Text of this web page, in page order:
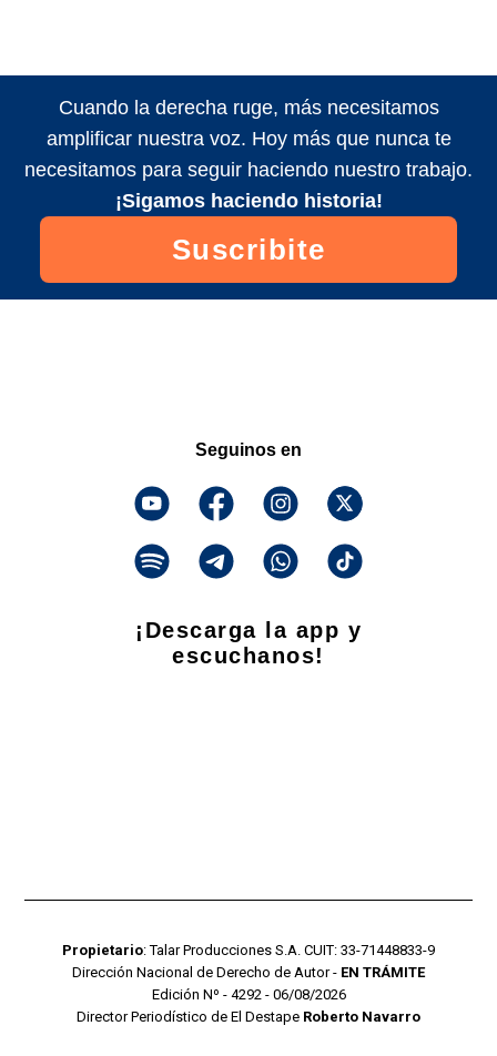
Cuando la derecha ruge, más necesitamos
amplificar nuestra voz. Hoy más que nunca te
necesitamos para seguir haciendo nuestro trabajo.
¡Sigamos haciendo historia!
Suscribite
Seguinos en
¡Descarga la app y
escuchanos!
Propietario: Talar Producciones S.A. CUIT: 33-71448833-9
Dirección Nacional de Derecho de Autor - EN TRÁMITE
Edición Nº - 4292 - 06/08/2026
Director Periodístico de El Destape Roberto Navarro